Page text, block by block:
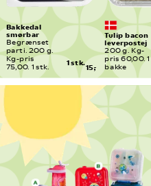
1 stk.
15,-
Bakkedal
smørbar
Begrænset
parti. 200 g.
Kg-pris
75,00. 1 stk.
Tulip bacon
leverpostej
200 g. Kg-
pris 60,00. 1
bakke